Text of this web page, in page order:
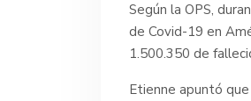
Según la OPS,
de Covid-19 en
1.500.350 de
Etienne apuntó